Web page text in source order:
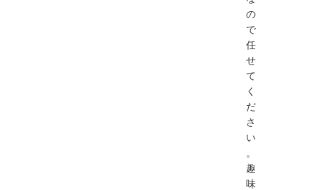
の
で
任
せ
て
く
だ
さ
い
。
趣
味